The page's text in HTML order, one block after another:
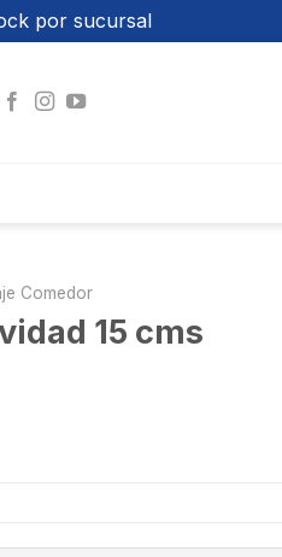
por sucursal
Comedor
15 cms